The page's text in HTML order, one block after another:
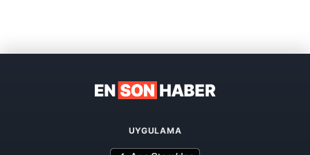
UYGULAMA